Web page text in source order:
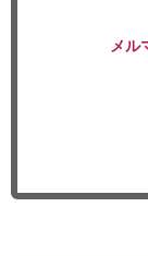
メル